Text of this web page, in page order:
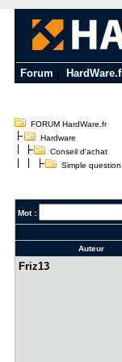
Forum
FORUM HardWare.fr
Hardware
Conseil d'achat
Simple question
Mot :
Auteur
Friz13